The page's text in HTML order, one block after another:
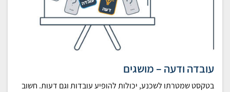
עובדה ודעה – מושגים
בטקסט שמטרתו לשכנע, יכולות להופיע עובדות וגם דעות. חשוב